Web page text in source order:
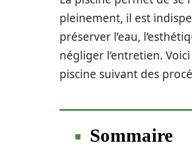
pleinement, il est
préserver l’eau,
négliger l’entretien.
piscine suivant des
Sommaire